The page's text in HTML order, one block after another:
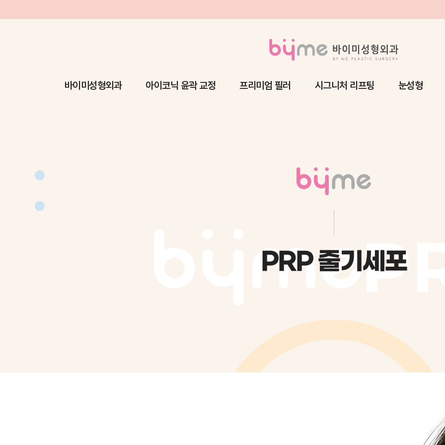
바이미성형외과 아이코닉 윤곽 교정 프리미엄 필러 시그니처 리프팅 눈성형
PRP 줄기세포